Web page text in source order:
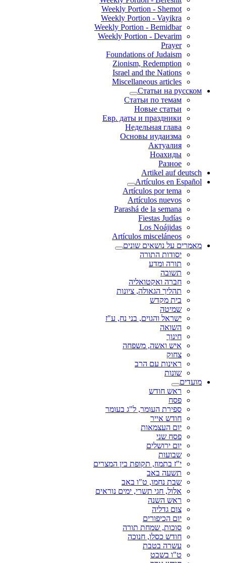
Weekly Portion - Shemot
Weekly Portion - Vayikra
Weekly Portion - Bemidbar
Weekly Portion - Devarim
Prayer
Foundations of Judaism
Zionism, Redemption
Israel and the Nations
Miscellaneous articles
Статьи на русском
Статьи по темам
Новые статьи
Евр. даты и праздники
Недельная глава
Основы иудаизма
Актуалия
Ноахиды
Разное
Artikel auf deutsch
Artículos en Español
Artículos por tema
Artículos nuevos
Parashá de la semana
Fiestas Judías
Los Noájidas
Artículos misceláneos
מאמרים על נושאים שונים
יסודות התורה
תורה ומדע
תשובה
חברה ואקטואליה
תהליך הגאולה, ציונות
בית מקדש
שמיטה
ישראל והגוים, בני נח, ע"ז
השואה
חינוך
איש ואשה, משפחה
צחוק
ראינות עם הרב
שונות
מועדים
ראש חודש
פסח
ספירת העומר, ל"ג בעומר
חודש אייר
יום העצמאות
פסח שני
יום ירושלים
שבועות
י"ז בתמוז, תקופת בין המצרים
תשעה באב
שבת נחמו, ט"ו באב
אלול, חגי תשרי, ימים נוראים
ראש השנה
צום גדליה
יום הכיפורים
סוכות, שמחת תורה
חודש כסלו, חנוכה
עשרה בטבת
ט"ו בשבט